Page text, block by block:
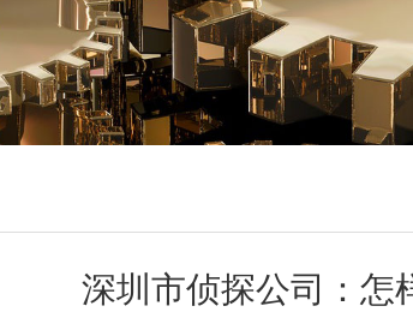
深圳市侦探公司：怎